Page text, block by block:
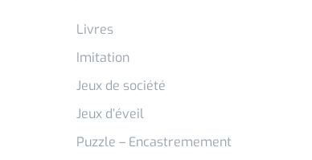
Livres
Imitation
Jeux de société
Jeux d’éveil
Puzzle – Encastremement